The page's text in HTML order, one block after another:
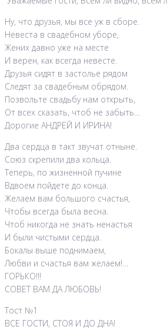
Ну, что друзья, мы все уж в сборе.
Невеста в свадебном уборе,
Жених давно уже на месте
И верен, как всегда невесте.
Друзья сидят в застолье рядом
Следят за свадебным обрядом.
Позвольте свадьбу нам открыть,
От всех сказать, чтоб не забыть…
Дорогие АНДРЕЙ И ИРИНА!
Два сердца в такт звучат отныне.
Союз скрепили два кольца.
Теперь, по жизненной пучине
Вдвоем пойдете до конца.
Желаем вам большого счастья,
Чтобы всегда была весна.
Чтоб никогда не знать ненастья
И были чистыми сердца.
Бокалы выше поднимаем,
Любви и счастья вам желаем!…
ГОРЬКО!!!
СОВЕТ ВАМ ДА ЛЮБОВЬ!
Тост №1
ВСЕ ГОСТИ, СТОЯ И ДО ДНА!